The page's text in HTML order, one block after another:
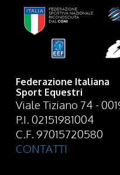
Federazione Italiana
Sport Equestri
Viale Tiziano 74 -
P.I. 02151981004
C.F. 97015720580
CONTATTI